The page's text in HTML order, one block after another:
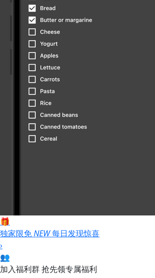
🎁
独家限免NEW每日发现惊喜
›
👥
加入福利群抢先领专属福利